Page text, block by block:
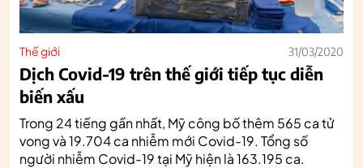
Thế giới 31/03/2020
Dịch Covid-19 trên thế giới tiếp tục diễn
biến xấu
Trong 24 tiếng gần nhất, Mỹ công bố thêm 565 ca tử
vong và 19.704 ca nhiễm mới Covid-19. Tổng số
người nhiễm Covid-19 tại Mỹ hiện là 163.195 ca.